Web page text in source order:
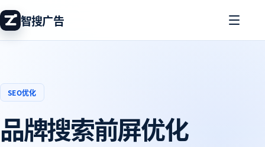
智搜广告
SEO优化
品牌搜索前屏优化